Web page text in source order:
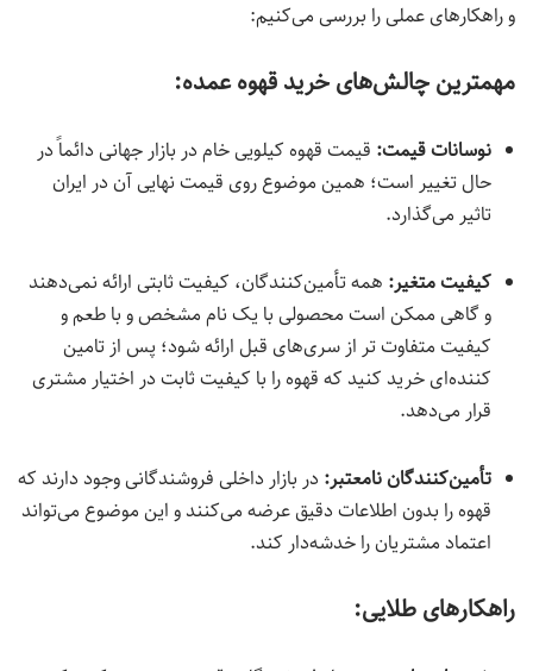
و راهکارهای عملی را بررسی می‌کنیم:
مهمترین چالش‌های خرید قهوه عمده:
نوسانات قیمت: قیمت قهوه کیلویی خام در بازار جهانی دائماً در
حال تغییر است؛ همین موضوع روی قیمت نهایی آن در ایران
تاثیر می‌گذارد.
کیفیت متغیر: همه تأمین‌کنندگان، کیفیت ثابتی ارائه نمی‌دهند
و گاهی ممکن است محصولی با یک نام مشخص و با طعم و
کیفیت متفاوت تر از سری‌های قبل ارائه شود؛ پس از تامین
کننده‌ای خرید کنید که قهوه را با کیفیت ثابت در اختیار مشتری
قرار می‌دهد.
تأمین‌کنندگان نامعتبر: در بازار داخلی فروشندگانی وجود دارند که
قهوه را بدون اطلاعات دقیق عرضه می‌کنند و این موضوع می‌تواند
اعتماد مشتریان را خدشه‌دار کند.
راهکارهای طلایی: